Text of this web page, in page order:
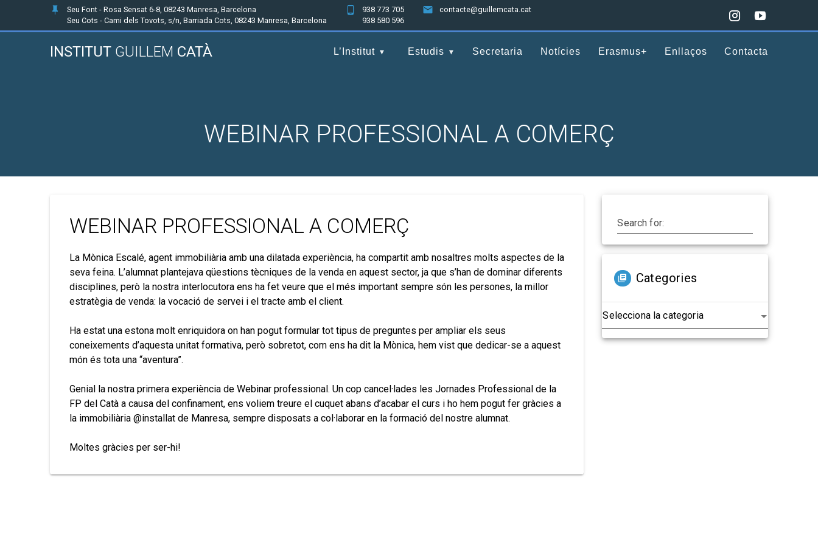
Seu Font - Rosa Sensat 6-8, 08243 Manresa, Barcelona
Seu Cots - Cami dels Tovots, s/n, Barriada Cots, 08243 Manresa, Barcelona
938 773 705
938 580 596
contacte@guillemcata.cat
INSTITUT GUILLEM CATÀ L’Institut Estudis Secretaria Notícies Erasmus+ Enllaços Contacta
WEBINAR PROFESSIONAL A COMERÇ
WEBINAR PROFESSIONAL A COMERÇ
La Mònica Escalé, agent immobiliària amb una dilatada experiència, ha compartit amb nosaltres molts aspectes de la
seva feina. L’alumnat plantejava qüestions tècniques de la venda en aquest sector, ja que s’han de dominar diferents
disciplines, però la nostra interlocutora ens ha fet veure que el més important sempre són les persones, la millor
estratègia de venda: la vocació de servei i el tracte amb el client.
Ha estat una estona molt enriquidora on han pogut formular tot tipus de preguntes per ampliar els seus
coneixements d’aquesta unitat formativa, però sobretot, com ens ha dit la Mònica, hem vist que dedicar-se a aquest
món és tota una “aventura”.
Genial la nostra primera experiència de Webinar professional. Un cop cancel·lades les Jornades Professional de la
FP del Catà a causa del confinament, ens voliem treure el cuquet abans d’acabar el curs i ho hem pogut fer gràcies a
la immobiliària @installat de Manresa, sempre disposats a col·laborar en la formació del nostre alumnat.
Moltes gràcies per ser-hi!
Search for:
Categories